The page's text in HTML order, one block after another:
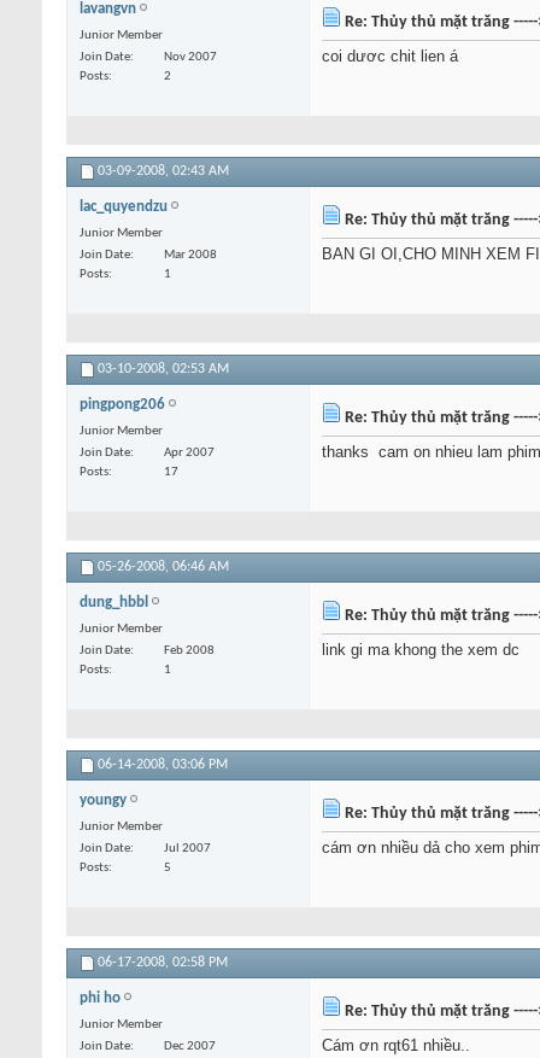
lavangvn
Junior Member
Join Date
Nov 2007
Posts
2
Re: Thủy thủ mặt trăng
coi dươc chit lien á
03-09-2008, 02:43 AM
lac_quyendzu
Junior Member
Join Date
Mar 2008
Posts
1
Re: Thủy thủ mặt trăng
BAN GI OI,CHO MINH XEM
03-10-2008, 02:53 AM
pingpong206
Junior Member
Join Date
Apr 2007
Posts
17
Re: Thủy thủ mặt trăng
thanks cam on nhieu lam
05-26-2008, 06:46 AM
dung_hbbl
Junior Member
Join Date
Feb 2008
Posts
1
Re: Thủy thủ mặt trăng
link gi ma khong the xem dc
06-14-2008, 03:06 PM
youngy
Junior Member
Join Date
Jul 2007
Posts
5
Re: Thủy thủ mặt trăng
cám ơn nhiều dả cho xem
06-17-2008, 02:58 PM
phi ho
Junior Member
Join Date
Dec 2007
Re: Thủy thủ mặt trăng
Cám ơn rqt61 nhiều..